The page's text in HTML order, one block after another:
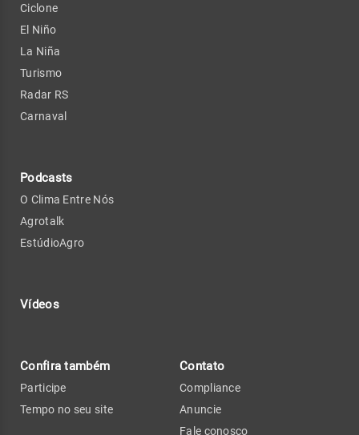
Ciclone
El Niño
La Niña
Turismo
Radar RS
Carnaval
Podcasts
O Clima Entre Nós
Agrotalk
EstúdioAgro
Vídeos
Confira também
Participe
Tempo no seu site
Contato
Compliance
Anuncie
Fale conosco